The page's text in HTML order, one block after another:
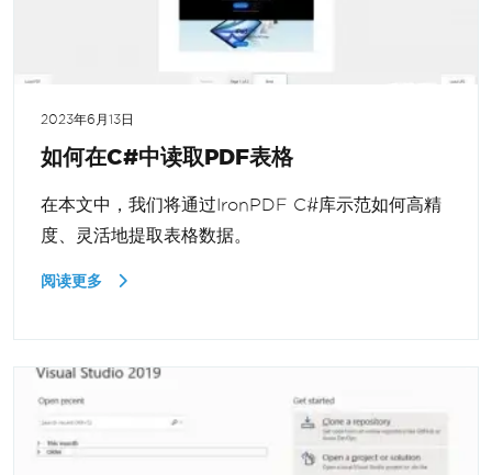
2023年6月13日
如何在C#中读取PDF表格
在本文中，我们将通过IronPDF C#库示范如何高精
度、灵活地提取表格数据。
阅读更多